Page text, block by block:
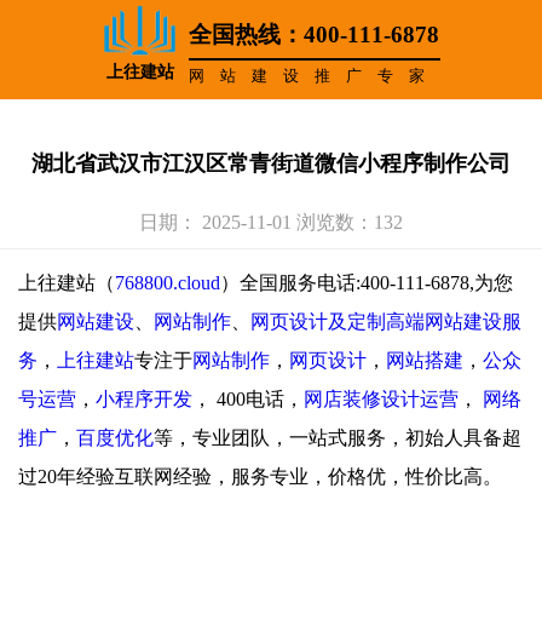
上往建站
全国热线：400-111-6878
网站建设推广专家
湖北省武汉市江汉区常青街道微信小程序制作公司
日期： 2025-11-01 浏览数：132
上往建站（768800.cloud）全国服务电话:400-111-6878,为您
提供网站建设 网站制作
网页设计及定制高端网站建设服
务 ， 上往建站专注于网站制作 ， 网页设计 ， 网站搭建 ， 公众
号运营 ， 小程序开发 ， 400电话， 网店装修设计运营 ，
网络
推广 ， 百度优化等，专业团队，一站式服务，初始人具备超
过20年经验互联网经验，服务专业，价格优，性价比高。